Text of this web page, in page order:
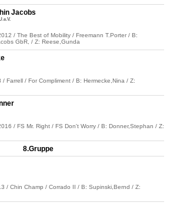
Jacobs
/ The Best of Mobility / Freemann T.Porter / B:
GbR, / Z: Reese,Gunda
Farrell / For Compliment / B: Hermecke,Nina / Z:
/ FS Mr. Right / FS Don't Worry / B: Donner,Stephan / Z:
8.Gruppe
/ Chin Champ / Corrado II / B: Supinski,Bernd / Z: